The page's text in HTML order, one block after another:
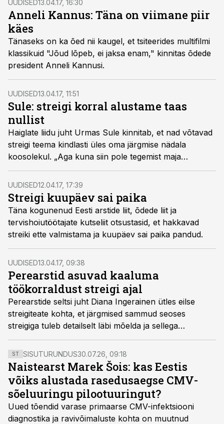
UUDISED13.04.17, 16:30
Anneli Kannus: Täna on viimane piir
käes
Tänaseks on ka õed nii kaugel, et tsiteerides multifilmi
klassikuid "Jõud lõpeb, ei jaksa enam," kinnitas õdede
president Anneli Kannusi.
UUDISED13.04.17, 11:51
Sule: streigi korral alustame taas
nullist
Haiglate liidu juht Urmas Sule kinnitab, et nad võtavad
streigi teema kindlasti üles oma järgmise nädala
koosolekul. „Aga kuna siin pole tegemist maja
põlemisega, siis me praegu seda veel omavahel
arutanud pole. Loomulikult kui töötüli on õhus, siis me
võtame seda tõsiselt, kuid mitte närviliselt,“ ütles Sule.
UUDISED12.04.17, 17:39
Streigi kuupäev sai paika
Täna kogunenud Eesti arstide liit, õdede liit ja
tervishoiutöötajate kutseliit otsustasid, et hakkavad
streiki ette valmistama ja kuupäev sai paika pandud.
UUDISED13.04.17, 09:38
Perearstid asuvad kaaluma
töökorraldust streigi ajal
Perearstide seltsi juht Diana Ingerainen ütles eilse
streigiteate kohta, et järgmised sammud seoses
streigiga tuleb detailselt läbi mõelda ja sellega
tegeldakse edaspidi.
ST SISUTURUNDUS30.07.26, 09:18
Naistearst Marek Šois: kas Eestis
võiks alustada rasedusaegse CMV-
sõeluuringu pilootuuringut?
Uued tõendid varase primaarse CMV-infektsiooni
diagnostika ja ravivõimaluste kohta on muutnud